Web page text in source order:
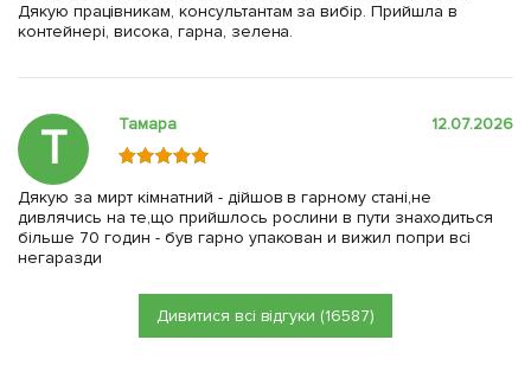
Дякую працівникам, консультантам за вибір. Прийшла в
контейнері, висока, гарна, зелена.
Т Тамара 12.07.2026
Дякую за мирт кімнатний - дійшов в гарному стані,не
дивлячись на те,що прийшлось рослини в пути знаходиться
більше 70 годин - був гарно упакован и вижил попри всі
негаразди
Дивитися всі відгуки (16587)